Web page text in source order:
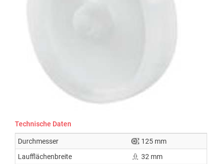
Technische Daten
Durchmesser
125 mm
Laufflächenbreite
32 mm